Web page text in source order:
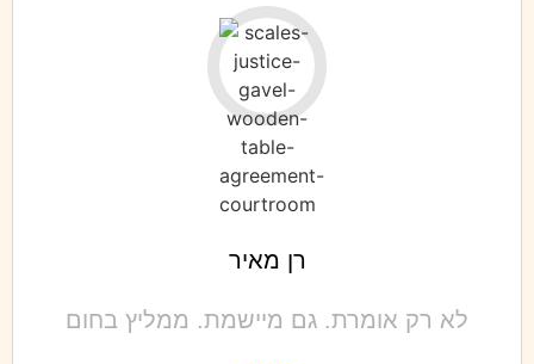
רן מאיר
לא רק אומרת. גם מיישמת. ממליץ בחום